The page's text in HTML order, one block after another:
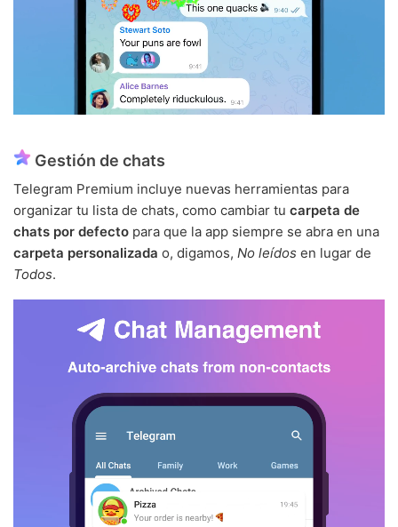
Gestión de chats
Telegram Premium incluye nuevas herramientas para
organizar tu lista de chats, como cambiar tu carpeta de
chats por defecto para que la app siempre se abra en una
carpeta personalizada o, digamos, No leídos en lugar de
Todos.